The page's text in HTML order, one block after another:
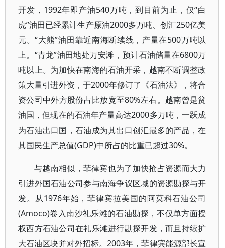
开发，1992年即产油540万吨，到目前为止，仅“白
虎”油田已经累计生产原油2000多万吨、创汇250亿美
元。“大熊”油田靠近南海断续线，产量在500万吨以
上。“青龙”油田地处万安滩，预计石油储量在6800万
吨以上。为加快在南海的石油开采，越南不断调整政
策大量引进外资，于2000年修订了《石油法》，将合
资公司中外方股份占比放宽至80%左右。越南曾是贫
油国，但现在的石油年产量高达2000多万吨，一跃成
为石油出口国，石油成为其出口创汇最多的产品，在
其国民生产总值(GDP)中所占的比重已超过30%。
与越南相似，菲律宾也为了加快抢占资源而大力
引进外国石油公司参与南海争议区域的资源勘探与开
发。从1976年始，菲律宾拉美国的阿莫科石油公司
(Amoco)卷入南沙礼乐滩的石油勘探，不仅单方面授
权西方石油公司在礼乐滩进行勘探开发，而且持续扩
大石油区块并对外招标。2003年，菲律宾能源部长宣